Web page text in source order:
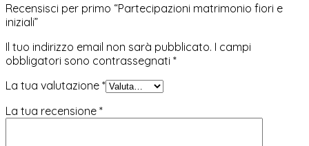
Recensisci per primo “Partecipazioni matrimonio fiori e
iniziali”
Il tuo indirizzo email non sarà pubblicato. I campi
obbligatori sono contrassegnati *
La tua valutazione *
La tua recensione *